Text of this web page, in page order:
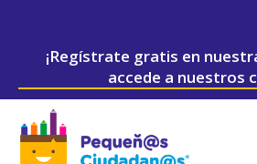
¡Regístrate gratis en
accede a nuestros